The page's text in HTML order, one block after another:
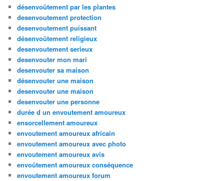
désenvoûtement par les plantes
desenvoutement protection
desenvoutement puissant
désenvoûtement religieux
desenvoutement serieux
desenvouter mon mari
desenvouter sa maison
désenvouter une maison
desenvouter une maison
desenvouter une personne
durée d un envoutement amoureux
ensorcellement amoureux
envoutement amoureux africain
envoutement amoureux avec photo
envoutement amoureux avis
envoûtement amoureux conséquence
envoutement amoureux forum